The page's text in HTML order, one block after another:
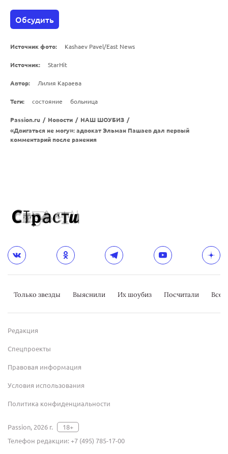
Обсудить
Источник фото: Kashaev Pavel/East News
Источник: StarHit
Автор: Лилия Караева
Теги: состояние больница
Passion.ru / Новости / НАШ ШОУБИЗ /
«Двигаться не могу»: адвокат Эльман Пашаев дал первый
комментарий после ранения
Только звезды Выяснили Их шоубиз Посчитали
Редакция
Спецпроекты
Правовая информация
Условия использования
Политика конфиденциальности
Passion, 2026 г.
18+
Телефон редакции:+7 (495) 785-17-00